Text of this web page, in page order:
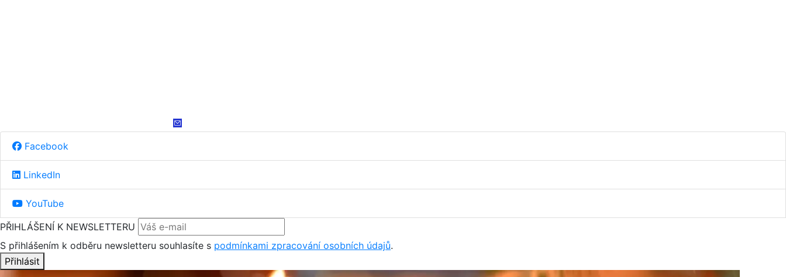
Facebook
LinkedIn
YouTube
PŘIHLÁŠENÍ K NEWSLETTERU
S přihlášením k odběru newsletteru souhlasíte s podmínkami zpracování osobních údajů.
Přihlásit